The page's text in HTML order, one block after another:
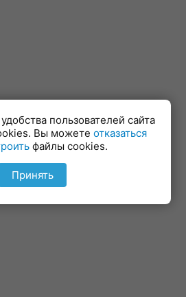
пользователей сайта
Вы можете отказаться
файлы cookies.
Принять